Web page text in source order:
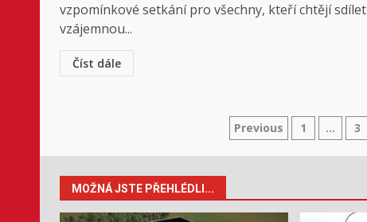
vzpomínkové setkání pro všechny, kteří chtějí sdílet
vzájemnou...
Číst dále
Stránkování
příspěvků
Previous 1 … 3
MOŽNÁ JSTE PŘEHLÉDLI...